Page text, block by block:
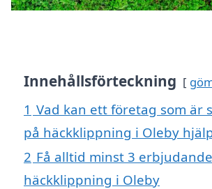
Innehållsförteckning
1 Vad kan ett företag som är
på häckklippning i Oleby
2 Få alltid minst 3
häckklippning i Oleby